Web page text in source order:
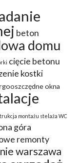
beton
domu
cięcie betonu
kostki
okna
montażu stelaża WC
góra
remonty
warszawa